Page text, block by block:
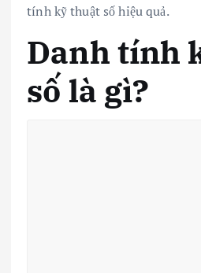
tính kỹ thuật số hiệu quả.
Danh tính
số là gì?